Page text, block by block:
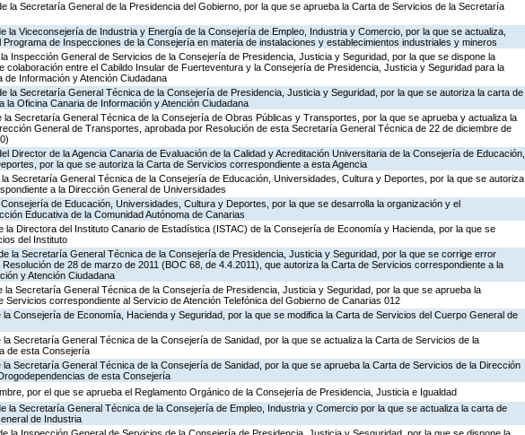
la Secretaría General de la Presidencia del Gobierno, por la que se aprueba la Carta de Servicios de la Secretaría
la Viceconsejería de Industria y Energía de la Consejería de Empleo, Industria y Comercio, por la que se actualiza,
Programa de Inspecciones de la Consejería en materia de instalaciones y establecimientos industriales y mineros
Inspección General de Servicios de la Consejería de Presidencia, Justicia y Seguridad, por la que se dispone la
colaboración entre el Cabildo Insular de Fuerteventura y la Consejería de Presidencia, Justicia y Seguridad para la
de Información y Atención Ciudadana
la Secretaría General Técnica de la Consejería de Presidencia, Justicia y Seguridad, por la que se autoriza la carta de
la Oficina Canaria de Información y Atención Ciudadana
la Secretaría General Técnica de la Consejería de Obras Públicas y Transportes, por la que se aprueba y actualiza la
General de Transportes, aprobada por Resolución de esta Secretaría General Técnica de 22 de diciembre de
Director de la Agencia Canaria de Evaluación de la Calidad y Acreditación Universitaria de la Consejería de Educación,
por la que se autoriza la Carta de Servicios correspondiente a esta Agencia
la Secretaría General Técnica de la Consejería de Educación, Universidades, Cultura y Deportes, por la que se autoriza
a la Dirección General de Universidades
de Educación, Universidades, Cultura y Deportes, por la que se desarrolla la organización y el
Educativa de la Comunidad Autónoma de Canarias
la Directora del Instituto Canario de Estadística (ISTAC) de la Consejería de Economía y Hacienda, por la que se
del Instituto
la Secretaría General Técnica de la Consejería de Presidencia, Justicia y Seguridad, por la que se corrige error
de 28 de marzo de 2011 (BOC 68, de 4.4.2011), que autoriza la Carta de Servicios correspondiente a la
y Atención Ciudadana
la Secretaría General Técnica de la Consejería de Presidencia, Justicia y Seguridad, por la que se aprueba la
Servicios correspondiente al Servicio de Atención Telefónica del Gobierno de Canarias 012
la Consejería de Economía, Hacienda y Seguridad, por la que se modifica la Carta de Servicios del Cuerpo General de
la Secretaría General Técnica de la Consejería de Sanidad, por la que se actualiza la Carta de Servicios de la
de esta Consejería
la Secretaría General Técnica de la Consejería de Sanidad, por la que se aprueba la Carta de Servicios de la Dirección
de esta Consejería
por el que se aprueba el Reglamento Orgánico de la Consejería de Presidencia, Justicia e Igualdad
la Secretaría General Técnica de la Consejería de Empleo, Industria y Comercio por la que se actualiza la carta de
de Industria